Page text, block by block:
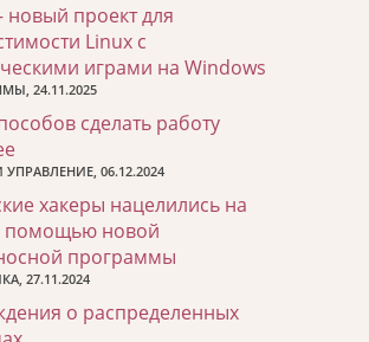
проект для
Linux с
играми на Windows
24.11.2025
сделать работу
06.12.2024
хакеры нацелились на
помощью новой
программы
27.11.2024
о распределенных